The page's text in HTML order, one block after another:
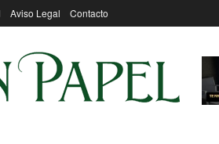
Aviso Legal Contacto